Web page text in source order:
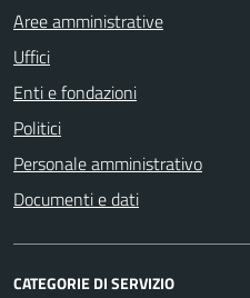
Aree amministrative
Uffici
Enti e fondazioni
Politici
Personale amministrativo
Documenti e dati
CATEGORIE DI SERVIZIO